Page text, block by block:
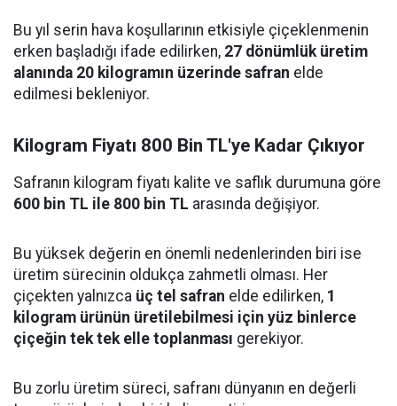
Bu yıl serin hava koşullarının etkisiyle çiçeklenmenin
erken başladığı ifade edilirken, 27 dönümlük üretim
alanında 20 kilogramın üzerinde safran elde
edilmesi bekleniyor.
Kilogram Fiyatı 800 Bin TL'ye Kadar Çıkıyor
Safranın kilogram fiyatı kalite ve saflık durumuna göre
600 bin TL ile 800 bin TL arasında değişiyor.
Bu yüksek değerin en önemli nedenlerinden biri ise
üretim sürecinin oldukça zahmetli olması. Her
çiçekten yalnızca üç tel safran elde edilirken, 1
kilogram ürünün üretilebilmesi için yüz binlerce
çiçeğin tek tek elle toplanması gerekiyor.
Bu zorlu üretim süreci, safranı dünyanın en değerli